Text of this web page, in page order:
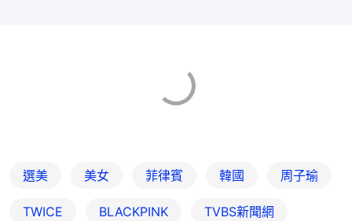
選美 美女 菲律賓 韓國 周子瑜
TWICE BLACKPINK TVBS新聞網